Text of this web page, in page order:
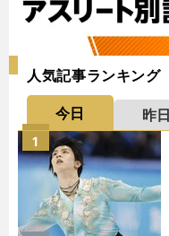
人気記事ランキング
今日 昨日
1